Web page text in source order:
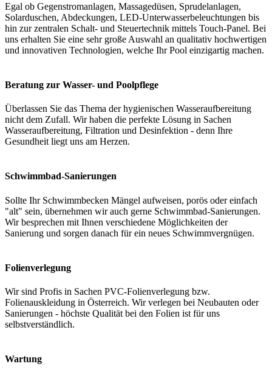
Egal ob Gegenstromanlagen, Massagedüsen, Sprudelanlagen,
Solarduschen, Abdeckungen, LED-Unterwasserbeleuchtungen bis
hin zur zentralen Schalt- und Steuertechnik mittels Touch-Panel. Bei
uns erhalten Sie eine sehr große Auswahl an qualitativ hochwertigen
und innovativen Technologien, welche Ihr Pool einzigartig machen.
Beratung zur Wasser- und Poolpflege
Überlassen Sie das Thema der hygienischen Wasseraufbereitung
nicht dem Zufall. Wir haben die perfekte Lösung in Sachen
Wasseraufbereitung, Filtration und Desinfektion - denn Ihre
Gesundheit liegt uns am Herzen.
Schwimmbad-Sanierungen
Sollte Ihr Schwimmbecken Mängel aufweisen, porös oder einfach
"alt" sein, übernehmen wir auch gerne Schwimmbad-Sanierungen.
Wir besprechen mit Ihnen verschiedene Möglichkeiten der
Sanierung und sorgen danach für ein neues Schwimmvergnügen.
Folienverlegung
Wir sind Profis in Sachen PVC-Folienverlegung bzw.
Folienauskleidung in Österreich. Wir verlegen bei Neubauten oder
Sanierungen - höchste Qualität bei den Folien ist für uns
selbstverständlich.
Wartung